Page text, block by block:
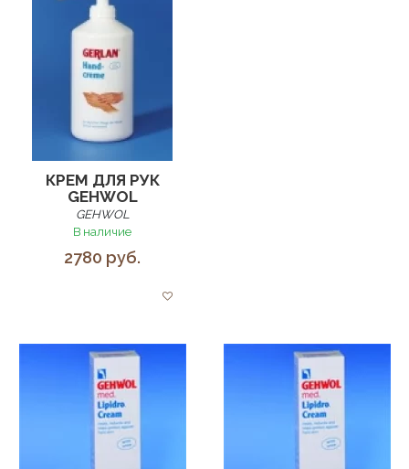
КРЕМ ДЛЯ РУК
GEHWOL
GEHWOL
В наличие
2780 руб.